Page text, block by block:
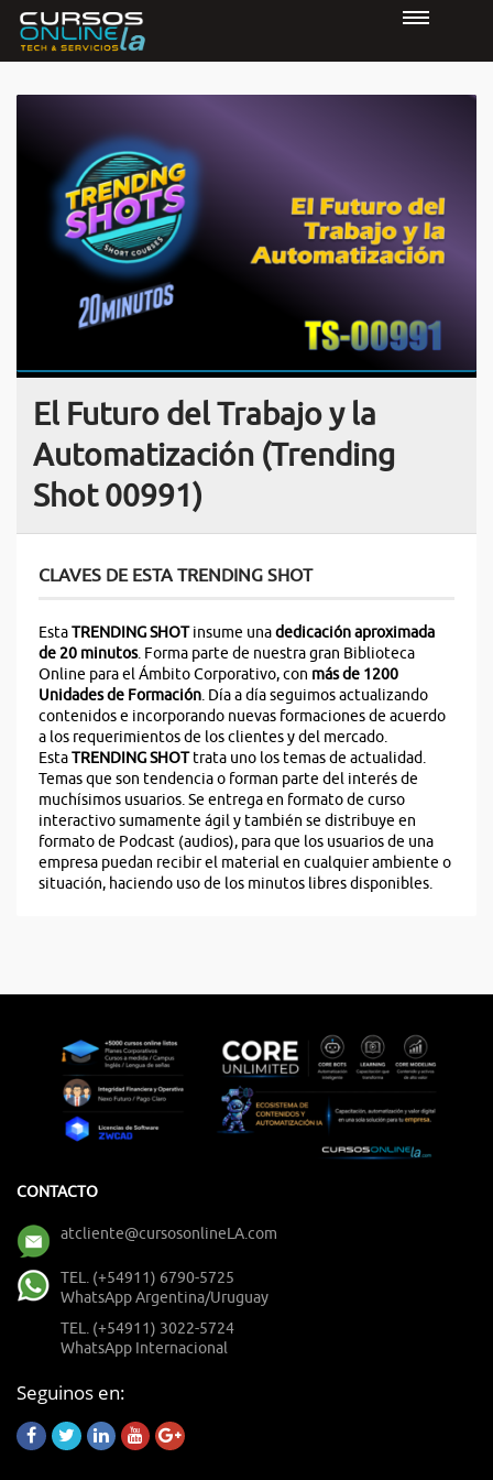
El Futuro del Trabajo y la
Automatización (Trending
Shot 00991)
CLAVES DE ESTA TRENDING SHOT
EstaTRENDING SHOTinsume unadedicaciónaproximada
de 20 minutos. Forma parte de nuestra gran Biblioteca
Online para el Ámbito Corporativo, con más de 1200
Unidades de Formación. Día a día seguimos actualizando
contenidos e incorporando nuevas formaciones de acuerdo
a los requerimientos de los clientes y del mercado.
EstaTRENDING SHOTtrata uno los temas de actualidad.
Temas que son tendencia o forman parte del interés de
muchísimos usuarios. Se entrega en formato de curso
interactivo sumamente ágil y también se distribuye en
formato de Podcast (audios), para que los usuarios de una
empresa puedan recibir el material en cualquier ambiente o
situación, haciendo uso de los minutos libres disponibles.
CONTACTO
atcliente@cursosonlineLA.com
TEL. (+54911) 6790-5725
WhatsApp Argentina/Uruguay
TEL. (+54911) 3022-5724
WhatsApp Internacional
Seguinos en: